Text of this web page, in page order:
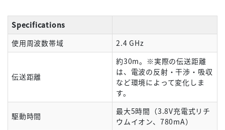
Specifications
使用周波数帯域
2.4 GHz
伝送距離
約30m。※実際の伝送距離
は、電波の反射・干渉・吸収
など環境によって変化しま
す。
駆動時間
最大5時間（3.8V充電式リチ
ウムイオン、780mA）